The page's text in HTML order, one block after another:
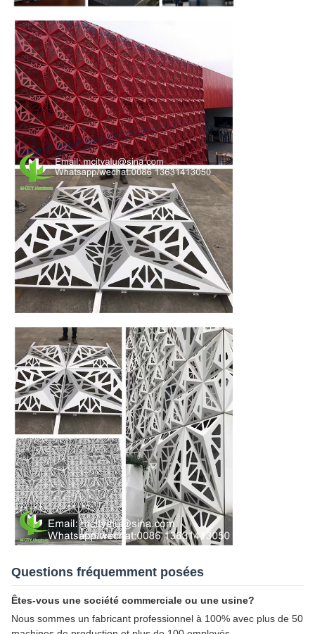
Questions fréquemment posées
Êtes-vous une société commerciale ou une usine?
Nous sommes un fabricant professionnel à 100% avec plus de 50